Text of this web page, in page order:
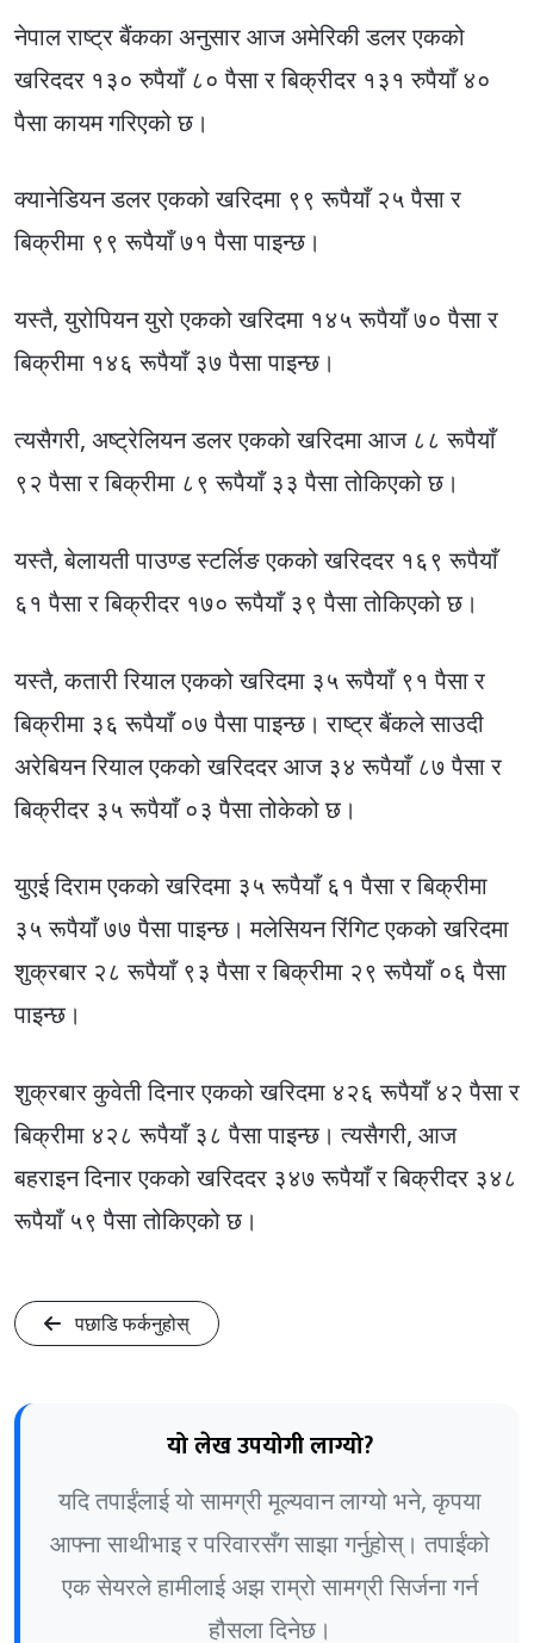
नेपाल राष्ट्र बैंकका अनुसार आज अमेरिकी डलर एकको
खरिददर १३० रुपैयाँ ८० पैसा र बिक्रीदर १३१ रुपैयाँ ४०
पैसा कायम गरिएको छ।
क्यानेडियन डलर एकको खरिदमा ९९ रूपैयाँ २५ पैसा र
बिक्रीमा ९९ रूपैयाँ ७१ पैसा पाइन्छ।
यस्तै, युरोपियन युरो एकको खरिदमा १४५ रूपैयाँ ७० पैसा र
बिक्रीमा १४६ रूपैयाँ ३७ पैसा पाइन्छ।
त्यसैगरी, अष्ट्रेलियन डलर एकको खरिदमा आज ८८ रूपैयाँ
९२ पैसा र बिक्रीमा ८९ रूपैयाँ ३३ पैसा तोकिएको छ।
यस्तै, बेलायती पाउण्ड स्टर्लिङ एकको खरिददर १६९ रूपैयाँ
६१ पैसा र बिक्रीदर १७० रूपैयाँ ३९ पैसा तोकिएको छ।
यस्तै, कतारी रियाल एकको खरिदमा ३५ रूपैयाँ ९१ पैसा र
बिक्रीमा ३६ रूपैयाँ ०७ पैसा पाइन्छ। राष्ट्र बैंकले साउदी
अरेबियन रियाल एकको खरिददर आज ३४ रूपैयाँ ८७ पैसा र
बिक्रीदर ३५ रूपैयाँ ०३ पैसा तोकेको छ।
युएई दिराम एकको खरिदमा ३५ रूपैयाँ ६१ पैसा र बिक्रीमा
३५ रूपैयाँ ७७ पैसा पाइन्छ। मलेसियन रिंगिट एकको खरिदमा
शुक्रबार २८ रूपैयाँ ९३ पैसा र बिक्रीमा २९ रूपैयाँ ०६ पैसा
पाइन्छ।
शुक्रबार कुवेती दिनार एकको खरिदमा ४२६ रूपैयाँ ४२ पैसा र
बिक्रीमा ४२८ रूपैयाँ ३८ पैसा पाइन्छ। त्यसैगरी, आज
बहराइन दिनार एकको खरिददर ३४७ रूपैयाँ र बिक्रीदर ३४८
रूपैयाँ ५९ पैसा तोकिएको छ।
पछाडि फर्कनुहोस्
यो लेख उपयोगी लाग्यो?
यदि तपाईंलाई यो सामग्री मूल्यवान लाग्यो भने, कृपया
आफ्ना साथीभाइ र परिवारसँग साझा गर्नुहोस्। तपाईंको
एक सेयरले हामीलाई अझ राम्रो सामग्री सिर्जना गर्न
हौसला दिनेछ।